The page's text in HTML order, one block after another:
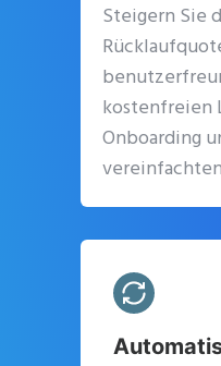
Steigern Sie
kostenfreien
Onboarding